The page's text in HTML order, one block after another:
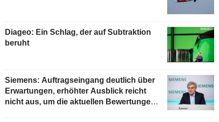
Diageo: Ein Schlag, der auf Subtraktion
beruht
Siemens: Auftragseingang deutlich über
Erwartungen, erhöhter Ausblick reicht
nicht aus, um die aktuellen Bewertungen